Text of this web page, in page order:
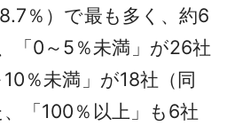
％）で最も多く、約6
「0～5％未満」が26社
10％未満」が18社（同
「100％以上」も6社